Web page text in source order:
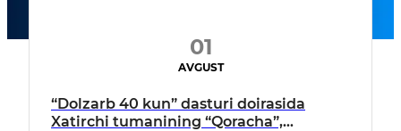
01
AVGUST
“Dolzarb 40 kun” dasturi doirasida
Xatirchi tumanining “Qoracha”,